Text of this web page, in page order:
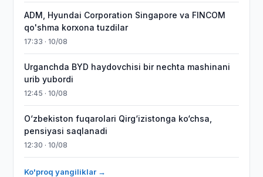
ADM, Hyundai Corporation Singapore va FINCOM
qo'shma korxona tuzdilar
17:33 · 10/08
Urganchda BYD haydovchisi bir nechta mashinani
urib yubordi
12:45 · 10/08
O‘zbekiston fuqarolari Qirg‘izistonga ko‘chsa,
pensiyasi saqlanadi
12:30 · 10/08
Ko'proq yangiliklar →